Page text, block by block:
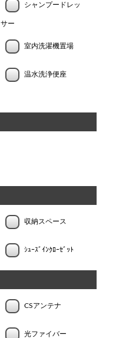
シャンプードレッ
サー
室内洗濯機置場
温水洗浄便座
収納スペース
ｼｭｰｽﾞｲﾝｸﾛｰｾﾞｯﾄ
CSアンテナ
光ファイバー